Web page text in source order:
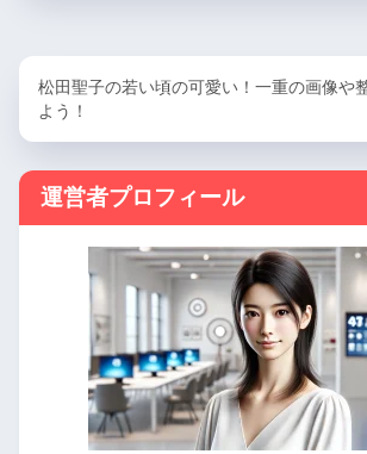
松田聖子の若い頃の可愛い！一重の画像や
よう！
運営者プロフィール